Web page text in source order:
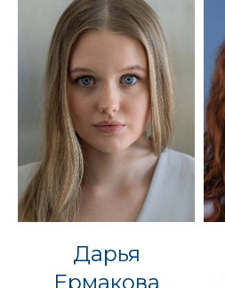
Дарья
Ермакова